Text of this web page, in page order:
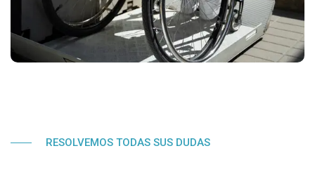
RESOLVEMOS TODAS SUS DUDAS